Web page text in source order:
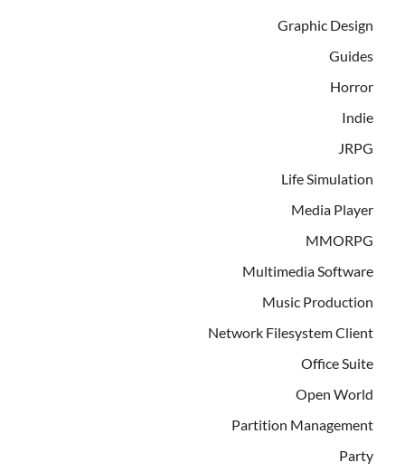
Graphic Design
Guides
Horror
Indie
JRPG
Life Simulation
Media Player
MMORPG
Multimedia Software
Music Production
Network Filesystem Client
Office Suite
Open World
Partition Management
Party